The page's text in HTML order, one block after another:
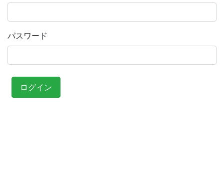
パスワード